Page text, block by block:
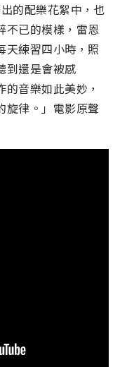
配樂花絮中，也
不已的模樣，雷恩
天練習四小時，照
到還是會被感
音樂如此美妙，
旋律。」電影原聲